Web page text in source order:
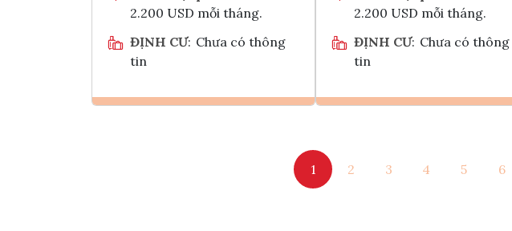
2.200 USD mỗi tháng.
ĐỊNH CƯ: Chưa có thông
tin
2.200 USD mỗi tháng.
ĐỊNH CƯ: Chưa có thông
tin
Tham vấn Interlink
1 2 3 4 5 6